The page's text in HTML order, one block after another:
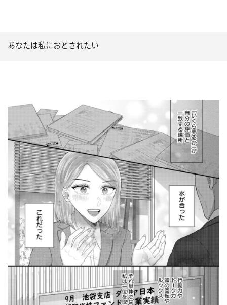
あなたは私におとされたい